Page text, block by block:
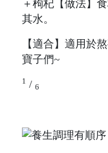
＋枸杞【做法】
其水。
【適合】適用於
寶子們~
1 / 6